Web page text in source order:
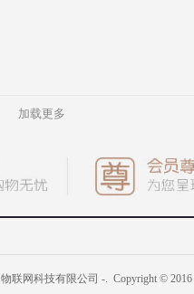
加载更多
联网科技有限公司 -. Copyright © 2016